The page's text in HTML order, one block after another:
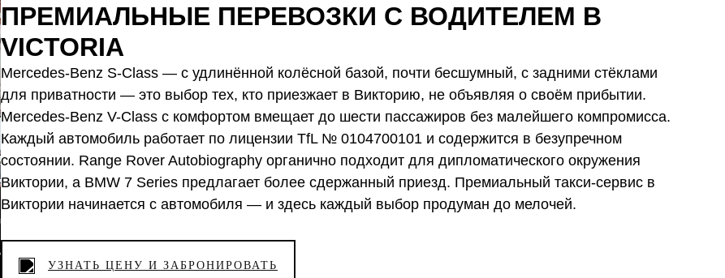
ПРЕМИАЛЬНЫЕ ПЕРЕВОЗКИ С ВОДИТЕЛЕМ В
VICTORIA
Mercedes-Benz S-Class — с удлинённой колёсной базой, почти бесшумный, с задними стёклами
для приватности — это выбор тех, кто приезжает в Викторию, не объявляя о своём прибытии.
Mercedes-Benz V-Class с комфортом вмещает до шести пассажиров без малейшего компромисса.
Каждый автомобиль работает по лицензии TfL № 0104700101 и содержится в безупречном
состоянии. Range Rover Autobiography органично подходит для дипломатического окружения
Виктории, а BMW 7 Series предлагает более сдержанный приезд. Премиальный такси-сервис в
Виктории начинается с автомобиля — и здесь каждый выбор продуман до мелочей.
УЗНАТЬ ЦЕНУ И ЗАБРОНИРОВАТЬ